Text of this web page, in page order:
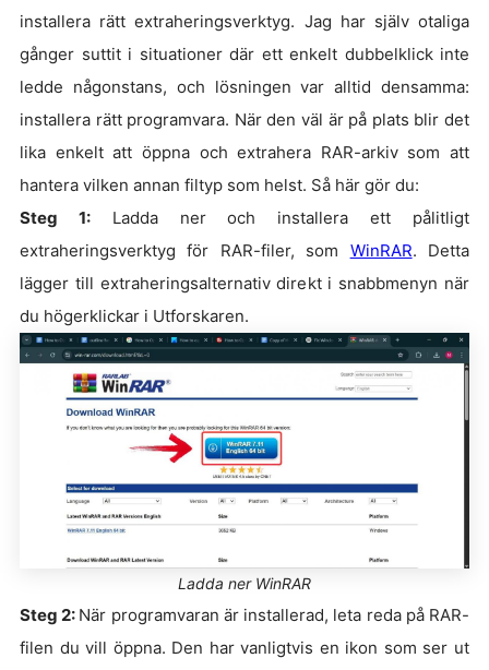
installera rätt extraheringsverktyg. Jag har själv otaliga
gånger suttit i situationer där ett enkelt dubbelklick inte
ledde någonstans, och lösningen var alltid densamma:
installera rätt programvara. När den väl är på plats blir det
lika enkelt att öppna och extrahera RAR-arkiv som att
hantera vilken annan filtyp som helst. Så här gör du:
Steg 1:Ladda ner och installera ett pålitligt
extraheringsverktyg för RAR-filer, som WinRAR. Detta
lägger till extraheringsalternativ direkt i snabbmenyn när
du högerklickar i Utforskaren.
Ladda ner WinRAR
Steg 2: När programvaran är installerad, leta reda på RAR-
filen du vill öppna. Den har vanligtvis en ikon som ser ut